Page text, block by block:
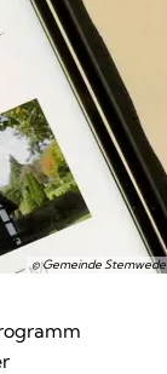
© Gemeinde Stemwede